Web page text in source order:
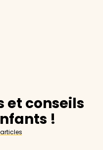
et conseils
!